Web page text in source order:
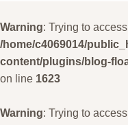
Warning: Trying to
/home/c4069014/
content/plugins/blog-
on line 1623
Warning: Trying to